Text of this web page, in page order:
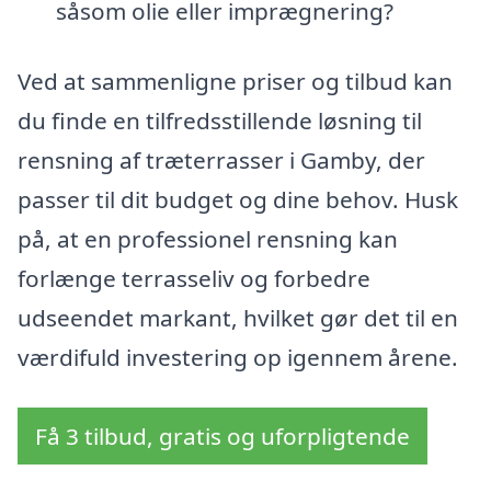
såsom olie eller imprægnering?
Ved at sammenligne priser og tilbud kan
du finde en tilfredsstillende løsning til
rensning af træterrasser i Gamby, der
passer til dit budget og dine behov. Husk
på, at en professionel rensning kan
forlænge terrasseliv og forbedre
udseendet markant, hvilket gør det til en
værdifuld investering op igennem årene.
Få 3 tilbud, gratis og uforpligtende